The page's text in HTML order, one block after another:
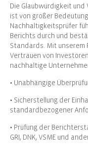
Die Glaubwürdigkeit
ist von großer
Nachhaltigkeitsprüfer
Berichts durch und
Standards. Mit unserem
Vertrauen von
nachhaltige
• Unabhängige
• Sicherstellung der
standardbezogener
• Prüfung der
GRI, DNK, VSME und